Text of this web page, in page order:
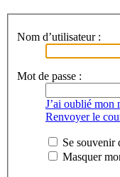
Nom d’utilisateur :
Mot de passe :
J’ai oublié mon
Renvoyer le
Se souvenir
Masquer